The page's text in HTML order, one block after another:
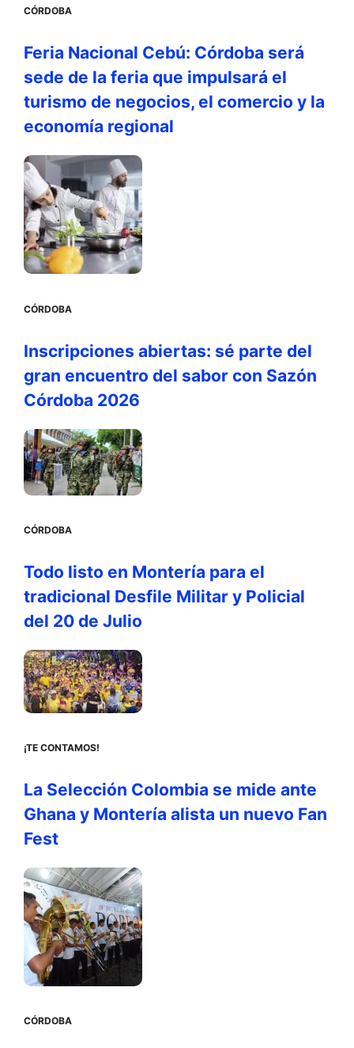
CÓRDOBA
Feria Nacional Cebú: Córdoba será
sede de la feria que impulsará el
turismo de negocios, el comercio y la
economía regional
CÓRDOBA
Inscripciones abiertas: sé parte del
gran encuentro del sabor con Sazón
Córdoba 2026
CÓRDOBA
Todo listo en Montería para el
tradicional Desfile Militar y Policial
del 20 de Julio
¡TE CONTAMOS!
La Selección Colombia se mide ante
Ghana y Montería alista un nuevo Fan
Fest
CÓRDOBA